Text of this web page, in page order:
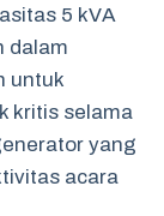
5 kVA
dalam
untuk
kritis selama
yang
acara